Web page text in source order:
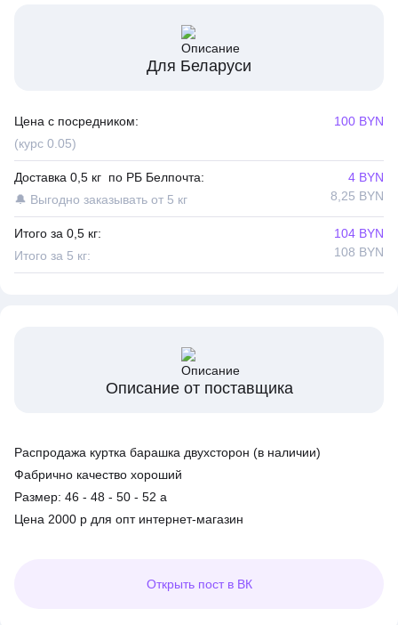
Для Беларуси
Цена с посредником:
(курс 0.05)
100 BYN
Доставка 0,5 кг по РБ Белпочта:
🔔 Выгодно заказывать от 5 кг
4 BYN
8,25 BYN
Итого за 0,5 кг:
Итого за 5 кг:
104 BYN
108 BYN
Описание от поставщика
Распродажа куртка барашка двухсторон (в наличии)
Фабрично качество хороший
Размер: 46 - 48 - 50 - 52 а
Цена 2000 р для опт интернет-магазин
Открыть пост в ВК